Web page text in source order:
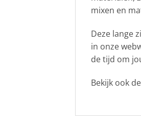
mixen en
Deze lange
in onze
de tijd om
Bekijk ook